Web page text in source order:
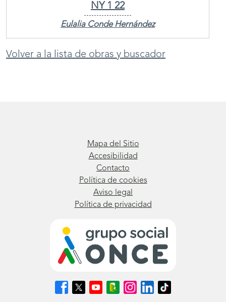
NY 1 22
Eulalia Conde Hernández
Volver a la lista de obras y buscador
Mapa del Sitio
Accesibilidad
Contacto
Política de cookies
Aviso legal
Política de privacidad
Síguenos
en
Síguenos
en
Síguenos
en
Síguenos
en
Síguenos
en
Síguenos
en
Síguenos
en